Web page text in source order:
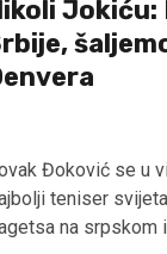
Jokiću:
Đoković se u
teniser
na srpskom